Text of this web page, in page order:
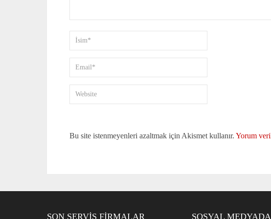
Bu site istenmeyenleri azaltmak için Akismet kullanır. Yorum
SON SERVIS FIRMALAR SOSYAL